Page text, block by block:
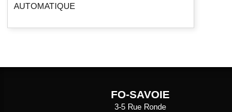
AUTOMATIQUE
FO-SAVOIE
3-5 Rue Ronde